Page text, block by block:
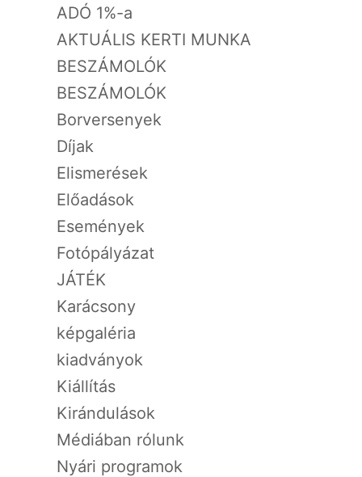
ADÓ 1%-a
AKTUÁLIS KERTI MUNKA
BESZÁMOLÓK
BESZÁMOLÓK
Borversenyek
Díjak
Elismerések
Előadások
Események
Fotópályázat
JÁTÉK
Karácsony
képgaléria
kiadványok
Kiállítás
Kirándulások
Médiában rólunk
Nyári programok